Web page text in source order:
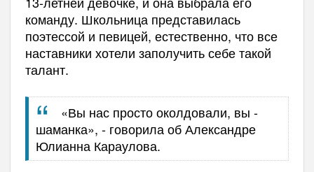
команду. Школьница представилась
поэтессой и певицей, естественно, что все
наставники хотели заполучить себе такой
талант.
«Вы нас просто околдовали, вы -
шаманка», - говорила об Александре
Юлианна Караулова.